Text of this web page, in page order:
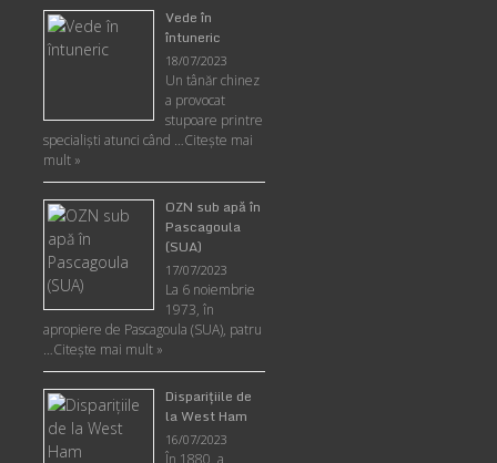
Vede în
întuneric
18/07/2023
Un tânăr chinez
a provocat
stupoare printre
specialişti atunci când …Citește mai
mult »
OZN sub apă în
Pascagoula
(SUA)
17/07/2023
La 6 noiembrie
1973, în
apropiere de Pascagoula (SUA), patru
…Citește mai mult »
Disparițiile de
la West Ham
16/07/2023
În 1880, a